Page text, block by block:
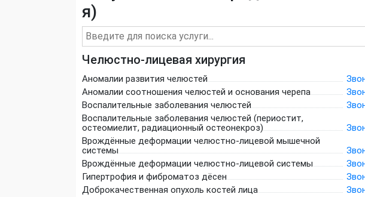
я)
Челюстно-лицевая хирургия
Аномалии развития челюстей
Аномалии соотношения челюстей и основания черепа
Воспалительные заболевания челюстей
Воспалительные заболевания челюстей (периостит,
остеомиелит, радиационный остеонекроз)
Врождённые деформации челюстно-лицевой мышечной
системы
Врождённые деформации челюстно-лицевой системы
Гипертрофия и фиброматоз дёсен
Доброкачественная опухоль костей лица